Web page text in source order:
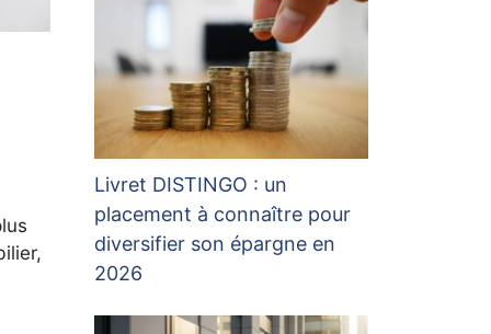
Livret DISTINGO : un
placement à connaître pour
diversifier son épargne en
2026